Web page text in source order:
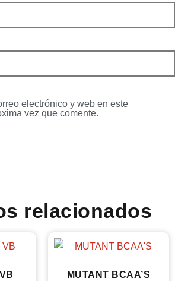
electrónico y web en este
vez que comente.
relacionados
MUTANT BCAA’S